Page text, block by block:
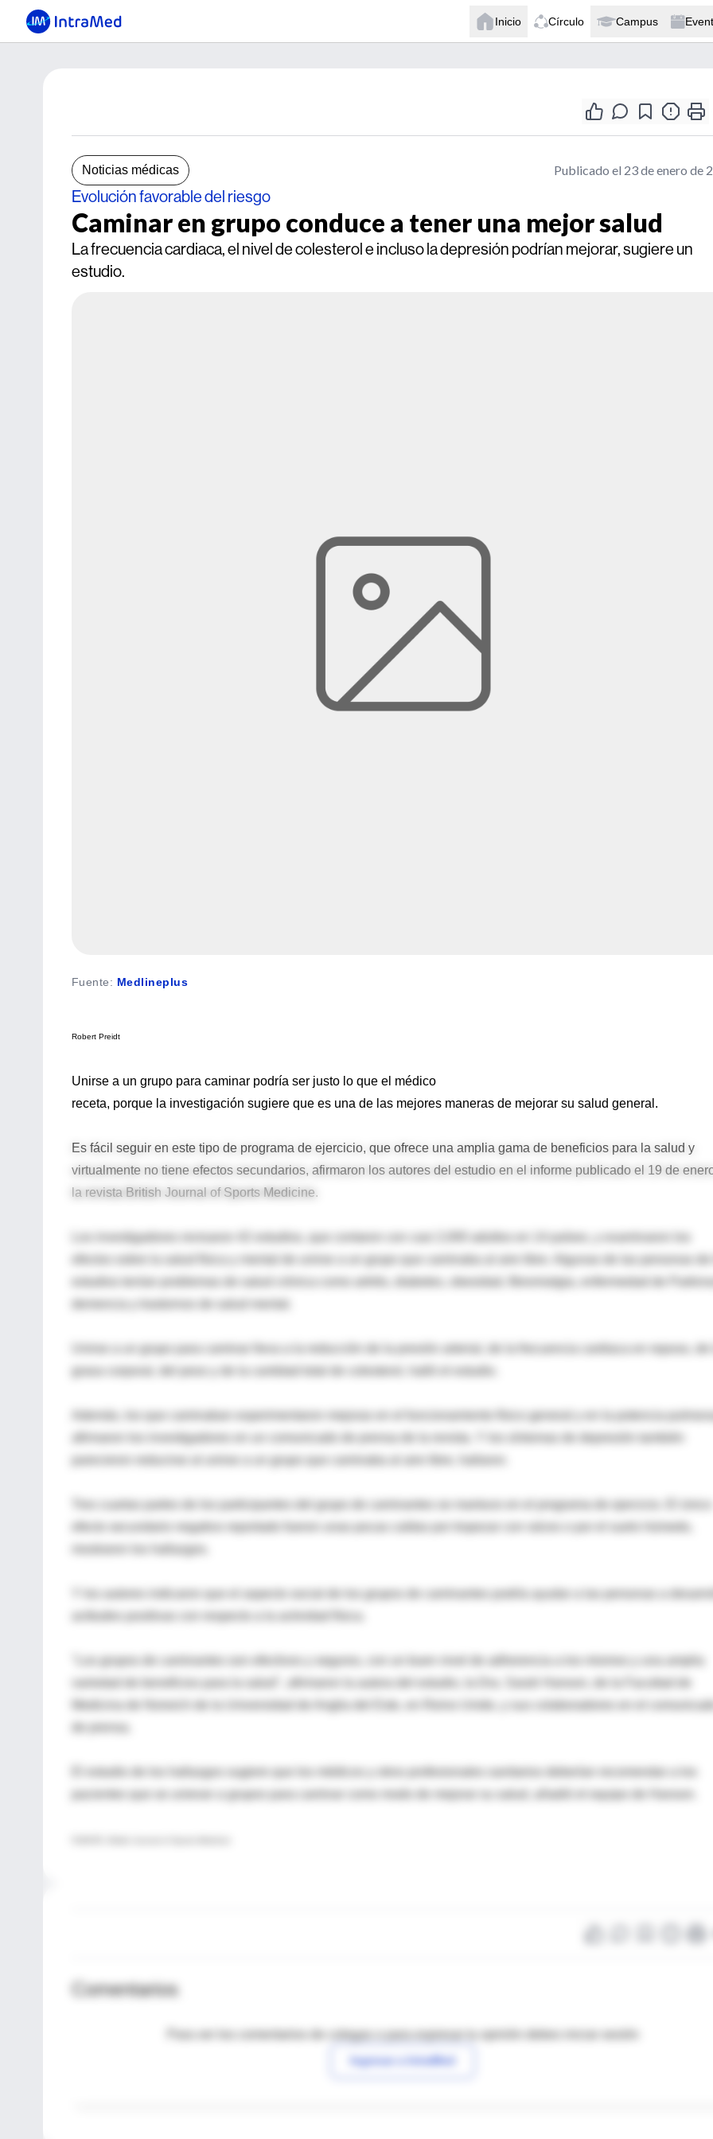
Inicio Círculo Campus
Noticias médicas Publicado el 23 de enero de
Evolución favorable del riesgo
Caminar en grupo conduce a tener una mejor salud
La frecuencia cardiaca, el nivel de colesterol e incluso la depresión podrían mejorar, sugiere un
estudio.
Fuente: Medlineplus
Robert Preidt
Unirse a un grupo para caminar podría ser justo lo que el médico
receta, porque la investigación sugiere que es una de las mejores maneras de mejorar su salud general.
Es fácil seguir en este tipo de programa de ejercicio, que ofrece una amplia gama de beneficios para la salud y
virtualmente no tiene efectos secundarios, afirmaron los autores del estudio en el informe publicado el 19 de
la revista British Journal of Sports Medicine.
Los investigadores revisaron 42 estudios, que contaron con casi 2,000 adultos en 14 países, y examinaron los
efectos sobre la salud física y mental de unirse a un grupo que caminaba al aire libre. Algunas de las personas de
estudios tenían problemas de salud crónica como artritis, diabetes, obesidad, fibromialgia, enfermedad de
Unirse a un grupo para caminar lleva a la reducción de la presión arterial, de la frecuencia cardiaca en reposo, de
Además, los que caminaban experimentaron mejoras en el funcionamiento físico general y en la potencia
afirmaron los investigadores en un comunicado de prensa de la revista. Y los síntomas de depresión también
parecieron reducirse al unirse a un grupo que caminaba al aire libre, hallaron.
Tres cuartas partes de los participantes del grupo de caminantes se mantuvo en el programa de ejercicio. El único
efecto secundario negativo reportado fueron unas pocas caídas por tropezar con raíces o por el suelo húmedo,
mostraron los hallazgos.
Y los autores indicaron que el aspecto social de los grupos de caminantes podría ayudar a las personas a
"Los grupos de caminantes son efectivos y seguros, con un buen nivel de adherencia a los mismos y una amplia
Medicina de Norwich de la Universidad de Anglia del Este, en Reino Unido, y sus colaboradores en el comunicado
El estudio de los hallazgos sugiere que los médicos y otros profesionales sanitarios deberían recomendar a los
pacientes que se unieran a grupos para caminar como modo de mejorar su salud, añadió el equipo de Hanson.
Comentarios
Para ver los comentarios de colegas o para expresar tu opinión debes iniciar sesión
Ingresar a IntraMed